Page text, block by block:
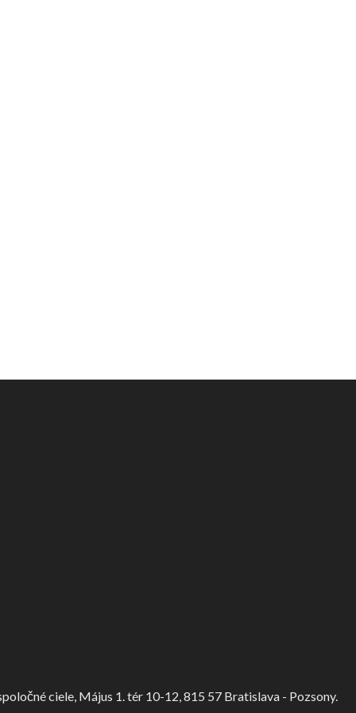
ciele, Május 1. tér 10-12, 815 57 Bratislava - Pozsony.